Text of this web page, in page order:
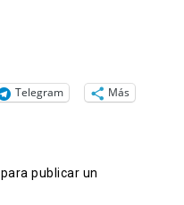
Telegram Más
para publicar un